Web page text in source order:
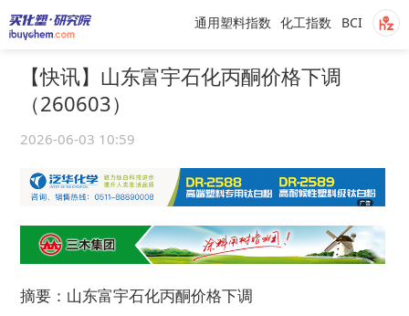
BCI
化工指数
通用塑料指数
【快讯】山东富宇石化丙酮价格下调
（260603）
2026-06-03 10:59
摘要：山东富宇石化丙酮价格下调